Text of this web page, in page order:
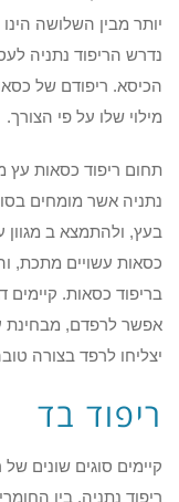
יותר מבין השלושה
נדרש הריפוד נתניה
הכיסא. ריפודם של
מילוי שלו על פי הצורך.
תחום ריפוד כסאות עץ
נתניה אשר מומחים
בעץ, ולהתמצא ב מגוון
כסאות עשויים מתכת,
בריפוד כסאות.
אפשר לרפדם, מבחינת
יצליחו לרפד בצורה
ריפוד בד
קיימים סוגים שונים
ריפוד נתניה. בין